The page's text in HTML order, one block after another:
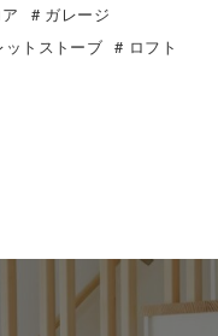
ガレージ
ットストーブ ロフト